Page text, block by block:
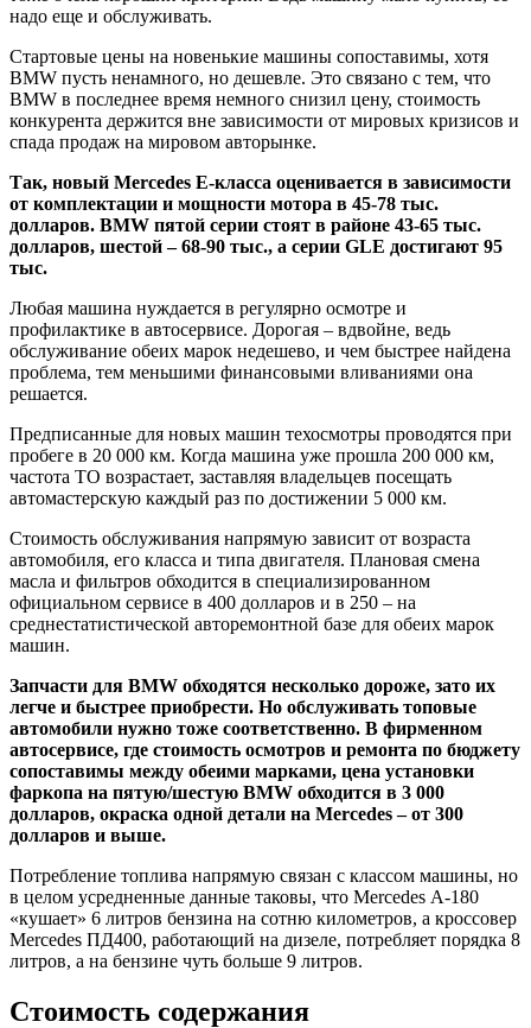
надо еще и обслуживать.
Стартовые цены на новенькие машины сопоставимы, хотя
BMW пусть ненамного, но дешевле. Это связано с тем, что
BMW в последнее время немного снизил цену, стоимость
конкурента держится вне зависимости от мировых кризисов и
спада продаж на мировом авторынке.
Так, новый Mercedes Е-класса оценивается в зависимости
от комплектации и мощности мотора в 45-78 тыс.
долларов. BMW пятой серии стоят в районе 43-65 тыс.
долларов, шестой – 68-90 тыс., а серии GLE достигают 95
тыс.
Любая машина нуждается в регулярно осмотре и
профилактике в автосервисе. Дорогая – вдвойне, ведь
обслуживание обеих марок недешево, и чем быстрее найдена
проблема, тем меньшими финансовыми вливаниями она
решается.
Предписанные для новых машин техосмотры проводятся при
пробеге в 20 000 км. Когда машина уже прошла 200 000 км,
частота ТО возрастает, заставляя владельцев посещать
автомастерскую каждый раз по достижении 5 000 км.
Стоимость обслуживания напрямую зависит от возраста
автомобиля, его класса и типа двигателя. Плановая смена
масла и фильтров обходится в специализированном
официальном сервисе в 400 долларов и в 250 – на
среднестатистической авторемонтной базе для обеих марок
машин.
Запчасти для BMW обходятся несколько дороже, зато их
легче и быстрее приобрести. Но обслуживать топовые
автомобили нужно тоже соответственно. В фирменном
автосервисе, где стоимость осмотров и ремонта по бюджету
сопоставимы между обеими марками, цена установки
фаркопа на пятую/шестую BMW обходится в 3 000
долларов, окраска одной детали на Mercedes – от 300
долларов и выше.
Потребление топлива напрямую связан с классом машины, но
в целом усредненные данные таковы, что Mercedes А-180
«кушает» 6 литров бензина на сотню километров, а кроссовер
Mercedes ПД400, работающий на дизеле, потребляет порядка 8
литров, а на бензине чуть больше 9 литров.
Стоимость содержания